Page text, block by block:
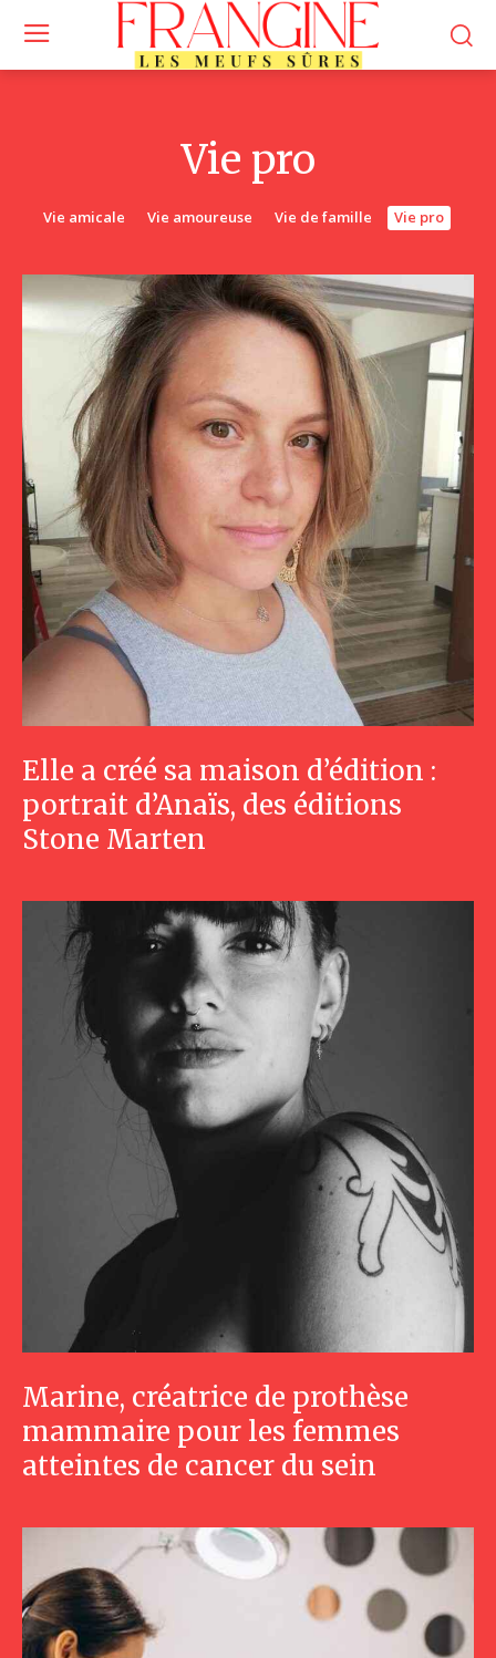
Vie pro
Vie amicale Vie amoureuse Vie de famille Vie pro
Elle a créé sa maison d’édition :
portrait d’Anaïs, des éditions
Stone Marten
Marine, créatrice de prothèse
mammaire pour les femmes
atteintes de cancer du sein